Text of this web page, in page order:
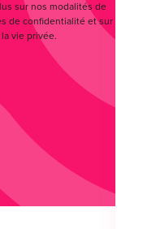
sur nos modalités de
de confidentialité et sur notre
vie privée.